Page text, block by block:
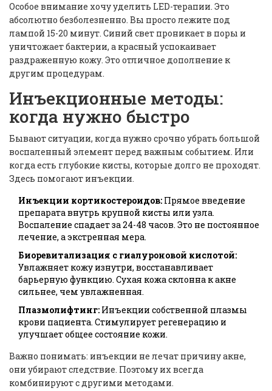
Особое внимание хочу уделить LED-терапии. Это
абсолютно безболезненно. Вы просто лежите под
лампой 15-20 минут. Синий свет проникает в поры и
уничтожает бактерии, а красный успокаивает
раздраженную кожу. Это отличное дополнение к
другим процедурам.
Инъекционные методы:
когда нужно быстро
Бывают ситуации, когда нужно срочно убрать большой
воспаленный элемент перед важным событием. Или
когда есть глубокие кисты, которые долго не проходят.
Здесь помогают инъекции.
Инъекции кортикостероидов: Прямое введение
препарата внутрь крупной кисты или узла.
Воспаление спадает за 24-48 часов. Это не постоянное
лечение, а экстренная мера.
Биоревитализация с гиалуроновой кислотой:
Увлажняет кожу изнутри, восстанавливает
барьерную функцию. Сухая кожа склонна к акне
сильнее, чем увлажненная.
Плазмолифтинг: Инъекции собственной плазмы
крови пациента. Стимулирует регенерацию и
улучшает общее состояние кожи.
Важно понимать: инъекции не лечат причину акне,
они убирают следствие. Поэтому их всегда
комбинируют с другими методами.